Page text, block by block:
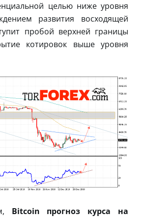
целью ниже уровня
развития восходящей
пробой верхней границы
котировок выше уровня
Bitcoin прогноз курса на